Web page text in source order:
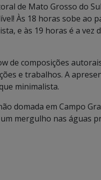
de Mato Grosso do
Às 18 horas sobe ao
e às 19 horas é a vez
de composições
e trabalhos. A
minimalista.
domada em Campo
mergulho nas águas